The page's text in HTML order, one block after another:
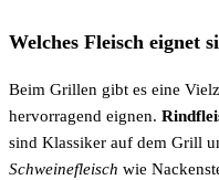
Welches Fleisch eignet
Beim Grillen gibt es eine
hervorragend eignen.
sind Klassiker auf dem Grill
Schweinefleisch wie